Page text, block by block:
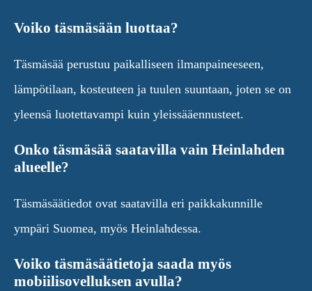
Voiko täsmäsään luottaa?
Täsmäsää perustuu paikalliseen ilmanpaineeseen,
lämpötilaan, kosteuteen ja tuulen suuntaan, joten se on
yleensä luotettavampi kuin yleissääennusteet.
Onko täsmäsää saatavilla vain Heinlahden
alueelle?
Täsmäsäätiedot ovat saatavilla eri paikkakunnille
ympäri Suomea, myös Heinlahdessa.
Voiko täsmäsäätietoja saada myös
mobiilisovelluksen avulla?